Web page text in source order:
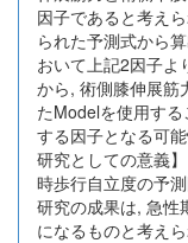
因子であると考え
られた予測式から
おいて上記2因子よ
から, 術側膝伸展筋
たModelを使用す
する因子となる可
研究としての意義
時歩行自立度の予
研究の成果は, 急性
になるものと考え